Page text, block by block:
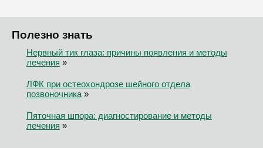
Полезно знать
Нервный тик глаза: причины появления и методы
лечения »
ЛФК при остеохондрозе шейного отдела
позвоночника»
Пяточная шпора: диагностирование и методы
лечения »